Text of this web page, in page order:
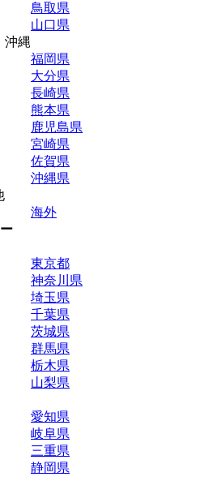
鳥取県
山口県
沖縄
福岡県
大分県
長崎県
熊本県
鹿児島県
宮崎県
佐賀県
沖縄県
海外
東京都
神奈川県
埼玉県
千葉県
茨城県
群馬県
栃木県
山梨県
愛知県
岐阜県
三重県
静岡県